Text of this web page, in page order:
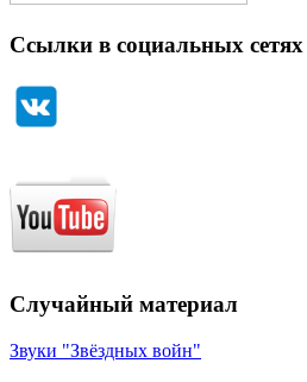
Ссылки в социальных сетях
Случайный материал
Звуки "Звёздных войн"